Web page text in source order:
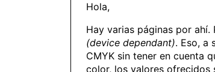
Hola,
Hay varias páginas por
(device dependant). Eso, a
CMYK sin tener en cuenta
color, los valores ofrecidos